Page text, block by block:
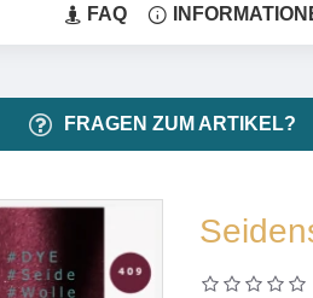
FAQ
FRAGEN ZUM ARTIKEL?